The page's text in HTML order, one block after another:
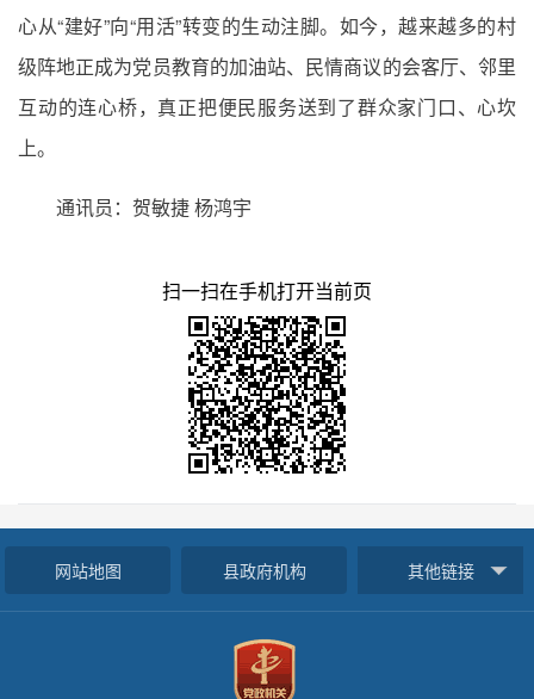
心从“建好”向“用活”转变的生动注脚。如今，越来越多的村
级阵地正成为党员教育的加油站、民情商议的会客厅、邻里
互动的连心桥，真正把便民服务送到了群众家门口、心坎
上。
通讯员：贺敏捷 杨鸿宇
扫一扫在手机打开当前页
网站地图 县政府机构 其他链接